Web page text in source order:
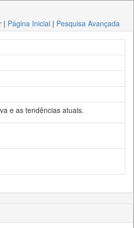
| Página Inicial | Pesquisa Avançada
e as tendências atuais.